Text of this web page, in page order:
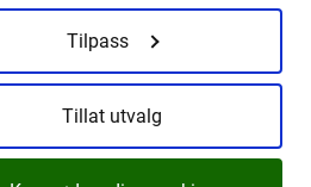
Tilpass
Tillat utvalg
cookies
policy report